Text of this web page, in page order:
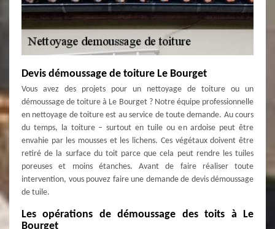
Devis démoussage de toiture Le Bourget
Vous avez des projets pour un nettoyage de toiture ou un
démoussage de toiture à Le Bourget ? Notre équipe professionnelle
en nettoyage de toiture est au service de toute demande. Au cours
du temps, la toiture – surtout en tuile ou en ardoise peut être
envahie par les mousses et les lichens. Ces végétaux doivent être
retiré de la surface du toit parce que cela peut rendre les tuiles
poreuses et moins étanches. Avant de faire réaliser toute
intervention, vous pouvez faire une demande de devis démoussage
de tuile.
Les opérations de démoussage des toits à Le
Bourget